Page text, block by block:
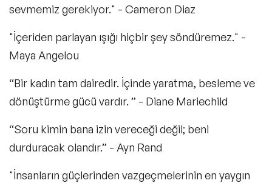
sevmemiz gerekiyor." - Cameron Diaz
"İçeriden parlayan ışığı hiçbir şey söndüremez." -
Maya Angelou
“Bir kadın tam dairedir. İçinde yaratma, besleme ve
dönüştürme gücü vardır. ” - Diane Mariechild
“Soru kimin bana izin vereceği değil; beni
durduracak olandır.” - Ayn Rand
"İnsanların güçlerinden vazgeçmelerinin en yaygın